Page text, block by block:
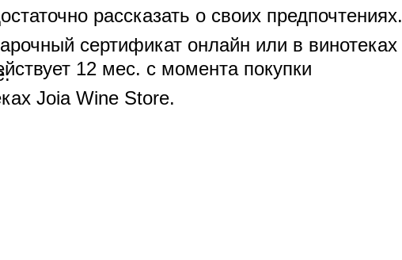
рассказать о своих предпочтениях.
сертификат онлайн или в винотеках
12 мес. с момента покупки
Joia Wine Store.